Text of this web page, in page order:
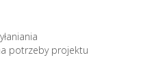
potrzeby projektu